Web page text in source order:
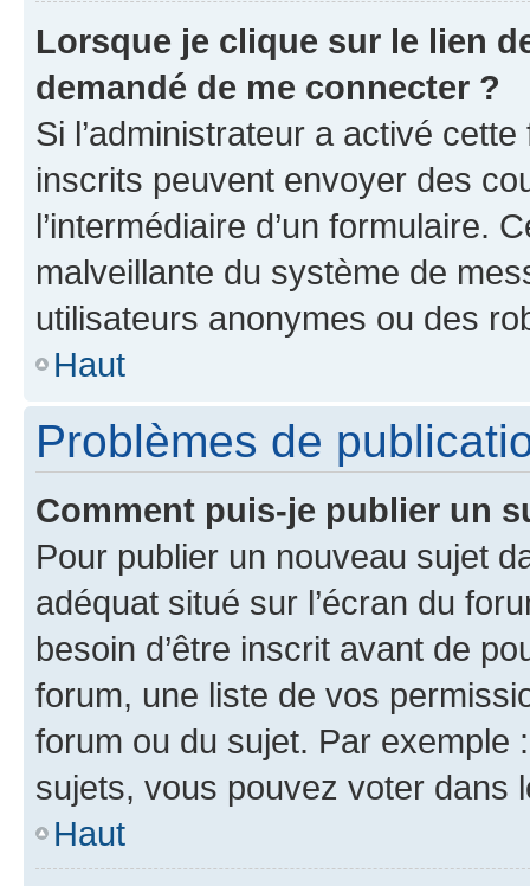
Lorsque je clique sur le lien
demandé de me connecter ?
Si l’administrateur a activé
inscrits peuvent envoyer des
l’intermédiaire d’un formulaire.
malveillante du système de
utilisateurs anonymes ou des
Haut
Problèmes de
Comment puis-je publier un
Pour publier un nouveau sujet
adéquat situé sur l’écran du
besoin d’être inscrit avant de
forum, une liste de vos
forum ou du sujet. Par exemple
sujets, vous pouvez voter dans
Haut